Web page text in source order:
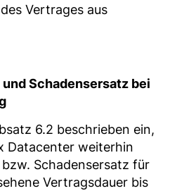
Vertrages aus
Schadensersatz bei
6.2 beschrieben ein,
Datacenter weiterhin
Schadensersatz für
Vertragsdauer bis